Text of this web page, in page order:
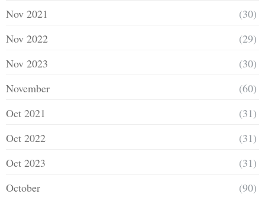
Nov 2021
(30)
Nov 2022
(29)
Nov 2023
(30)
November
(60)
Oct 2021
(31)
Oct 2022
(31)
Oct 2023
(31)
October
(90)